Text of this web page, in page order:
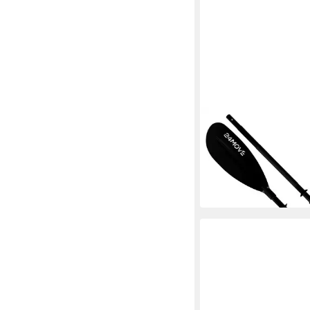
24MOVE
Doppelpaddel, Stand
Aluminium SUP-Paddel
27,99 € UVP 39,95 €
-30%
in 2-3 Werktagen bei dir